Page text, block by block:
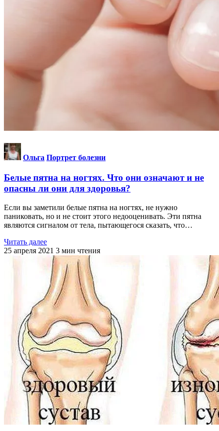
Ольга Портрет болезни
Белые пятна на ногтях. Что они означают и не
опасны ли они для здоровья?
Если вы заметили белые пятна на ногтях, не нужно
паниковать, но и не стоит этого недооценивать. Эти пятна
являются сигналом от тела, пытающегося сказать, что…
Читать далее
25 апреля 2021 3 мин чтения